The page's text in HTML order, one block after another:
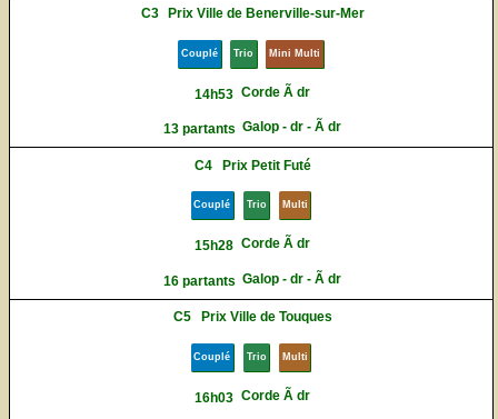
C3 Prix Ville de Benerville-sur-Mer
Couplé Trio Mini Multi
14h53 Corde Ã dr
13 partants Galop - dr - Ã dr
C4 Prix Petit Futé
Couplé Trio Multi
15h28 Corde Ã dr
16 partants Galop - dr - Ã dr
C5 Prix Ville de Touques
Couplé Trio Multi
16h03 Corde Ã dr